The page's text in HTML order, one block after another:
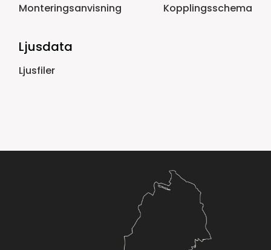
Monteringsanvisning Kopplingsschema
Ljusdata
Ljusfiler